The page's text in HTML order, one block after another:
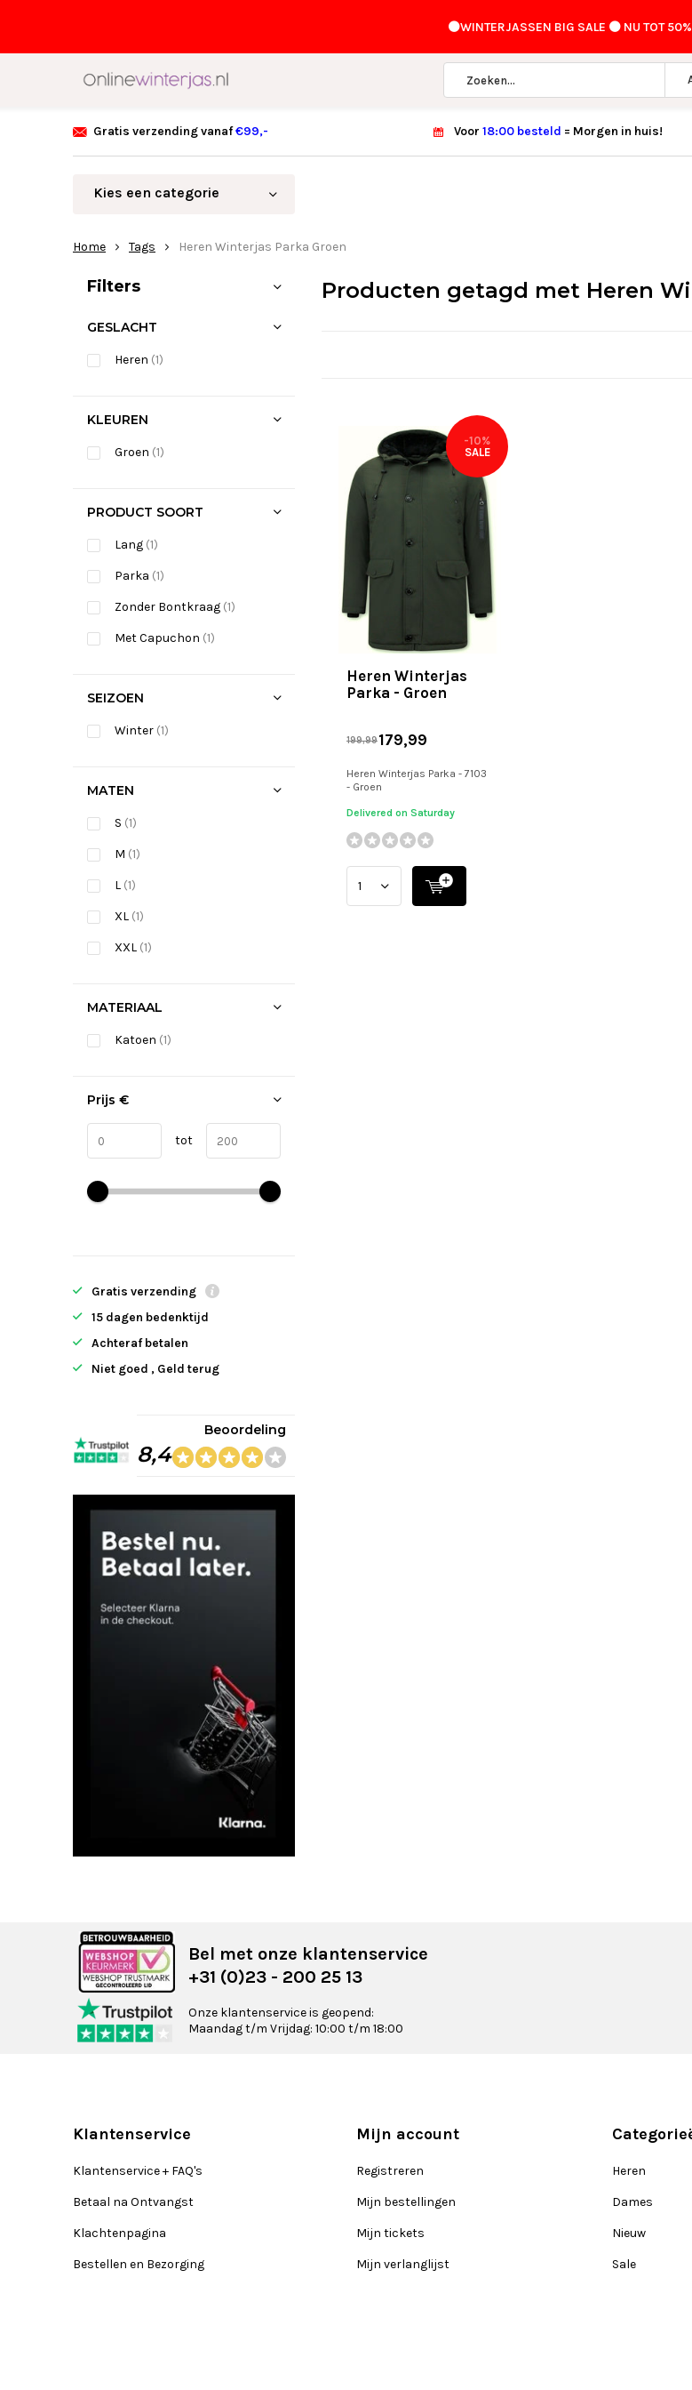
⚫️WINTERJASSEN BIG SALE ⚫️ NU TOT
Gratis verzending vanaf€99,- Voor 18:00 besteld = Morgen in huis!
Kies een categorie
Home Tags Heren Winterjas Parka Groen
Producten getagd met Heren
Heren Winterjas
Parka - Groen
-10%
SALE
199,99179,99
Heren Winterjas Parka - 7103
- Groen
Delivered on Saturday
Sorteren op:
Filters
GESLACHT
Heren (1)
KLEUREN
Groen (1)
PRODUCT SOORT
Lang (1)
Parka (1)
Zonder Bontkraag (1)
Met Capuchon (1)
SEIZOEN
Winter (1)
MATEN
S (1)
M (1)
L (1)
XL (1)
XXL (1)
MATERIAAL
Katoen (1)
Prijs €
tot
Gratis verzending
15 dagen bedenktijd
Achteraf betalen
Niet goed , Geld terug
8,4
Beoordeling
Bel met onze klantenservice
+31 (0)23 - 200 25 13
Onze klantenservice is geopend:
Maandag t/m Vrijdag: 10:00 t/m 18:00
Klantenservice
Klantenservice + FAQ's
Betaal na Ontvangst
Klachtenpagina
Bestellen en Bezorging
Mijn account
Registreren
Mijn bestellingen
Mijn tickets
Mijn verlanglijst
Heren
Dames
Nieuw
Sale